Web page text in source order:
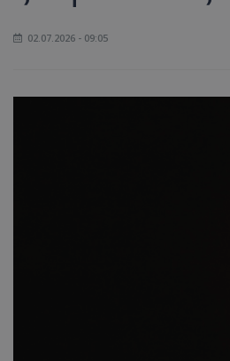
02.07.2026 - 09:05